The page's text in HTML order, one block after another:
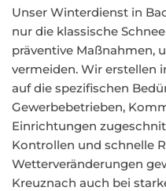
Unser Winterdienst in
nur die klassische
präventive Maßnahmen,
vermeiden. Wir erstellen
auf die spezifischen
Gewerbebetrieben,
Einrichtungen
Kontrollen und schnelle
Wetterveränderungen
Kreuznach auch bei